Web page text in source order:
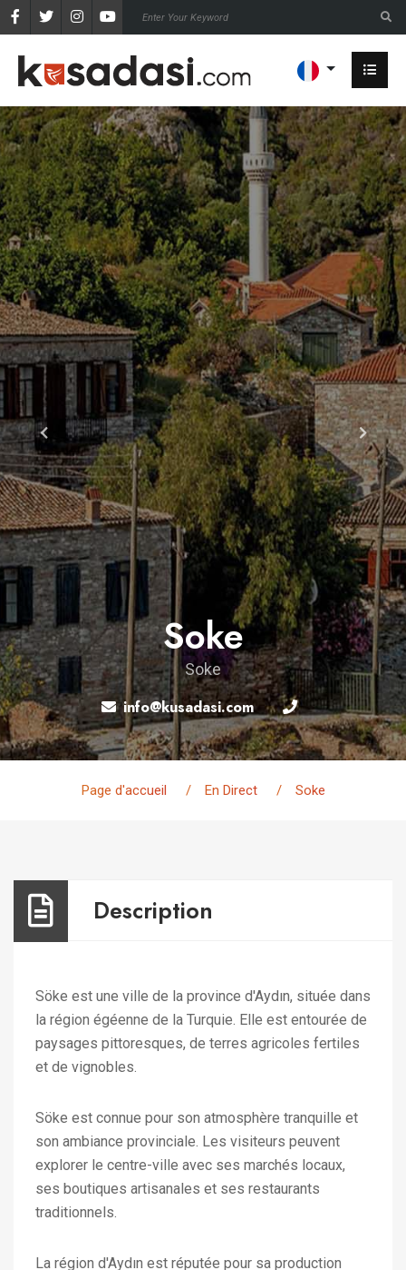
Soke
Soke
info@kusadasi.com
Page d'accueil En Direct Soke
Description
Söke est une ville de la province d'Aydın, située dans
la région égéenne de la Turquie. Elle est entourée de
paysages pittoresques, de terres agricoles fertiles
et de vignobles.
Söke est connue pour son atmosphère tranquille et
son ambiance provinciale. Les visiteurs peuvent
explorer le centre-ville avec ses marchés locaux,
ses boutiques artisanales et ses restaurants
traditionnels.
La région d'Aydın est réputée pour sa production